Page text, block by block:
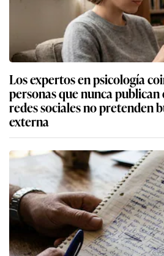
Los expertos en psicología
personas que nunca
redes sociales no pretenden
externa